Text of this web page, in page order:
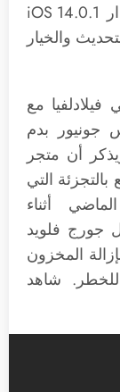
◉ أوقفت أبل إمكانية التسجيل للإصدار iOS 14.0.1
والخيار
مع
جونيور بدم
أن متجر
التي
أثناء
جورج فلويد
المخزون
شاهد